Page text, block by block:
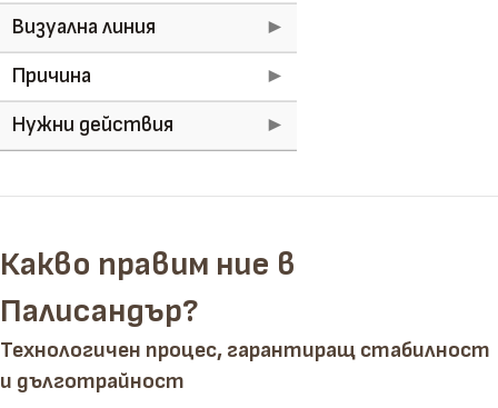
Визуална линия
Причина
Нужни действия
Какво правим ние в
Палисандър?
Технологичен процес, гарантиращ стабилност
и дълготрайност